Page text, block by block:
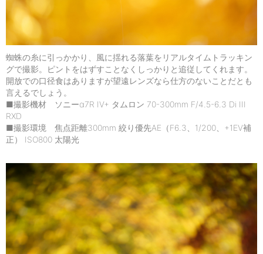
蜘蛛の糸に引っかかり、風に揺れる落葉をリアルタイムトラッキン
グで撮影。ピントをはずすことなくしっかりと追従してくれます。
開放での口径食はありますが望遠レンズなら仕方のないことだとも
言えるでしょう。
■撮影機材 ソニーα7R IV+ タムロン 70-300mm F/4.5-6.3 Di III
RXD
■撮影環境 焦点距離300mm 絞り優先AE（F6.3、1/200、+1EV補
正） ISO800 太陽光